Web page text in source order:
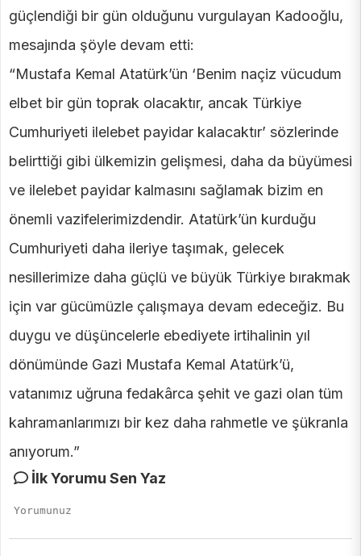
güçlendiği bir gün olduğunu vurgulayan Kadooğlu,
mesajında şöyle devam etti:
“Mustafa Kemal Atatürk’ün ‘Benim naçiz vücudum
elbet bir gün toprak olacaktır, ancak Türkiye
Cumhuriyeti ilelebet payidar kalacaktır’ sözlerinde
belirttiği gibi ülkemizin gelişmesi, daha da büyümesi
ve ilelebet payidar kalmasını sağlamak bizim en
önemli vazifelerimizdendir. Atatürk’ün kurduğu
Cumhuriyeti daha ileriye taşımak, gelecek
nesillerimize daha güçlü ve büyük Türkiye bırakmak
için var gücümüzle çalışmaya devam edeceğiz. Bu
duygu ve düşüncelerle ebediyete irtihalinin yıl
dönümünde Gazi Mustafa Kemal Atatürk’ü,
vatanımız uğruna fedakârca şehit ve gazi olan tüm
kahramanlarımızı bir kez daha rahmetle ve şükranla
anıyorum.”
İlk Yorumu Sen Yaz